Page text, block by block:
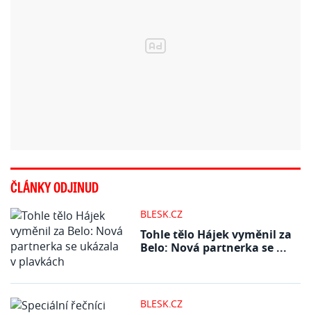
ČLÁNKY ODJINUD
BLESK.CZ
Tohle tělo Hájek vyměnil za
Belo: Nová partnerka se ...
BLESK.CZ